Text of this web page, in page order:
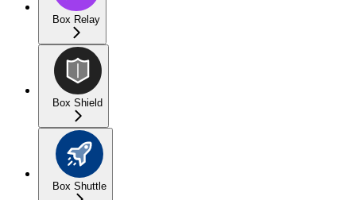
Box Relay
Box Shield
Box Shuttle